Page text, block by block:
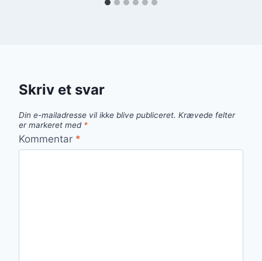
Skriv et svar
Din e-mailadresse vil ikke blive publiceret. Krævede felter
er markeret med *
Kommentar *